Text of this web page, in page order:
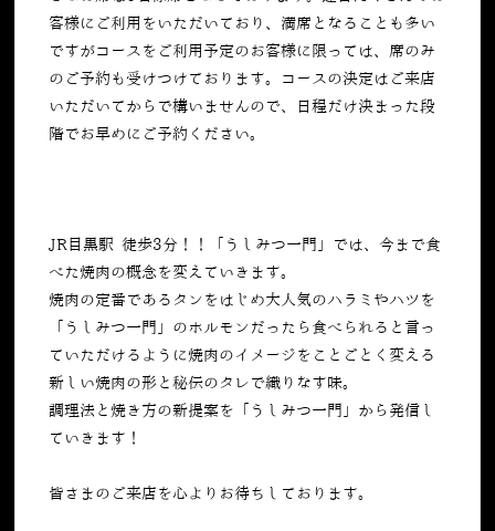
客様にご利用をいただいており、満席となることも多い
ですがコースをご利用予定のお客様に限っては、席のみ
のご予約も受けつけております。コースの決定はご来店
いただいてからで構いませんので、日程だけ決まった段
階でお早めにご予約ください。
JR目黒駅 徒歩3分！！「うしみつ一門」では、今まで食
べた焼肉の概念を変えていきます。
焼肉の定番であるタンをはじめ大人気のハラミやハツを
「うしみつ一門」のホルモンだったら食べられると言っ
ていただけるように焼肉のイメージをことごとく変える
新しい焼肉の形と秘伝のタレで織りなす味。
調理法と焼き方の新提案を「うしみつ一門」から発信し
ていきます！
皆さまのご来店を心よりお待ちしております。